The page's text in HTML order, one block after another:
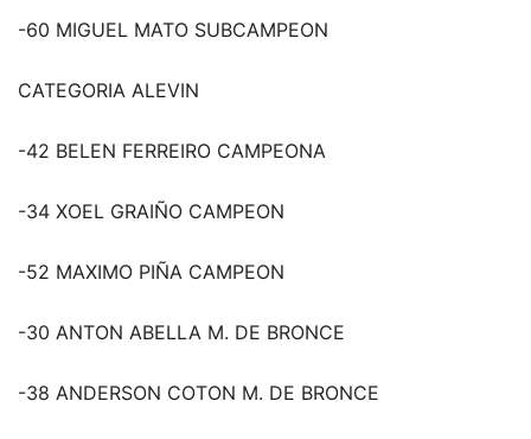
-60 MIGUEL MATO SUBCAMPEON
CATEGORIA ALEVIN
-42 BELEN FERREIRO CAMPEONA
-34 XOEL GRAIÑO CAMPEON
-52 MAXIMO PIÑA CAMPEON
-30 ANTON ABELLA M. DE BRONCE
-38 ANDERSON COTON M. DE BRONCE